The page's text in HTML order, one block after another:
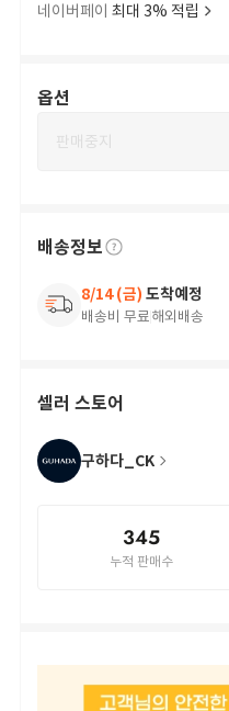
네이버페이 최대 3% 적립
옵션
판매중지
배송정보
8/14 (금) 도착예정
배송비 무료해외배송
셀러 스토어
구하다_CK
345
누적 판매수